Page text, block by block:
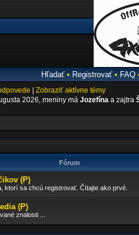
Hľadať• Registrovať• FAQ
Zobraziť aktívne témy
2026, meniny má Jozefína a zajtra
Fórum
(P)
ktorí sa chcú registrovať. Čítajte ako prvé.
(P)
znalosti ...